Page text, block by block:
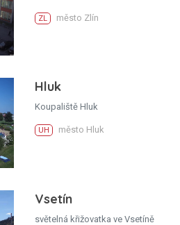
ZL město Zlín
Hluk
Koupaliště Hluk
UH město Hluk
Vsetín
světelná křižovatka ve Vsetíně